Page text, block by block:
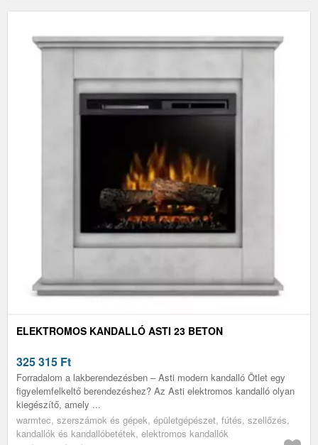
ELEKTROMOS KANDALLÓ ASTI 23 BETON
325 315 Ft
Forradalom a lakberendezésben – Asti modern kandalló Ötlet egy
figyelemfelkeltő berendezéshez? Az Asti elektromos kandalló olyan
kiegészítő, amely ...
warmtec, szerszámok és gépek, épületgépészet, fútés, szellőzés,
kandallók és kandallóbetétek, elektromos kandallók